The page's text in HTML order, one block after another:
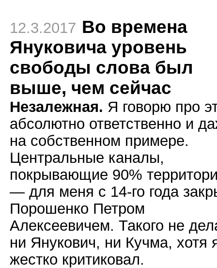
12.3.2017 Во времена
Януковича уровень
свободы слова был
выше, чем сейчас
Незалежная. Я говорю про
абсолютно ответственно и
на собственном примере.
Центральные каналы,
покрывающие 90%
— для меня с 14-го года
Порошенко Петром
Алексеевичем. Такого не
ни Янукович, ни Кучма, хотя
жестко критиковал.